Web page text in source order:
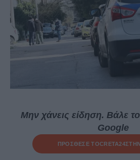
Μην χάνεις είδηση. Βάλε το
Google
ΠΡΟΣΘΕΣΕ ΤΟCRETA24